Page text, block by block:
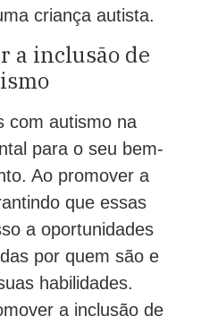
criança autista.
a inclusão de
com autismo na
para o seu bem-
Ao promover a
que essas
a oportunidades
por quem são e
habilidades.
a inclusão de